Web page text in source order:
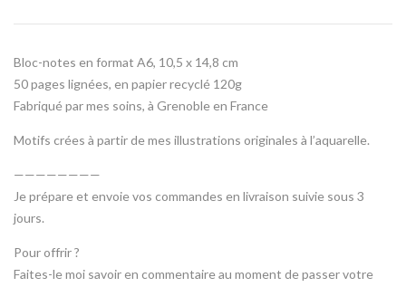
Bloc-notes en format A6, 10,5 x 14,8 cm
50 pages lignées, en papier recyclé 120g
Fabriqué par mes soins, à Grenoble en France
Motifs crées à partir de mes illustrations originales à l’aquarelle.
————————
Je prépare et envoie vos commandes en livraison suivie sous 3
jours.
Pour offrir ?
Faites-le moi savoir en commentaire au moment de passer votre